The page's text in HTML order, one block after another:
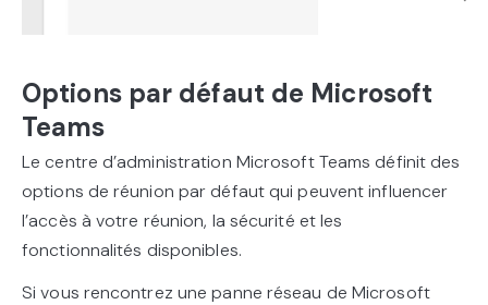
Options par défaut de Microsoft
Teams
Le centre d’administration Microsoft Teams définit des
options de réunion par défaut qui peuvent influencer
l’accès à votre réunion, la sécurité et les
fonctionnalités disponibles.
Si vous rencontrez une panne réseau de Microsoft